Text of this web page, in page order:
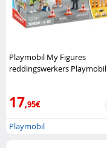
Playmobil My Figures
reddingswerkers Playmobil
17,95€
Playmobil